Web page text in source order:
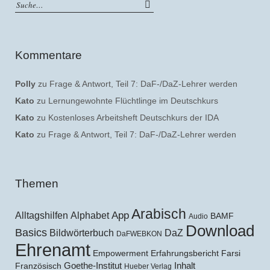
Kommentare
Polly zu Frage & Antwort, Teil 7: DaF-/DaZ-Lehrer werden
Kato zu Lernungewohnte Flüchtlinge im Deutschkurs
Kato zu Kostenloses Arbeitsheft Deutschkurs der IDA
Kato zu Frage & Antwort, Teil 7: DaF-/DaZ-Lehrer werden
Themen
Alltagshilfen Alphabet App Arabisch Audio BAMF
Basics Bildwörterbuch DaFWEBKON DaZ Download
Ehrenamt Empowerment Erfahrungsbericht Farsi
Französisch Goethe-Institut Hueber Verlag Inhalt